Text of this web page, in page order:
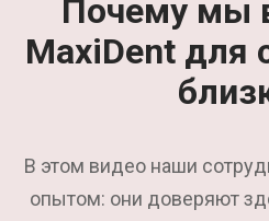
Почему мы
MaxiDent для
В этом видео наши
опытом: они доверяют